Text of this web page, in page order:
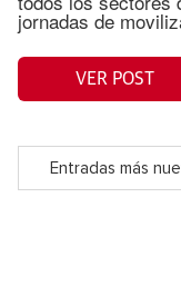
jornadas de
VER POST
Entradas más